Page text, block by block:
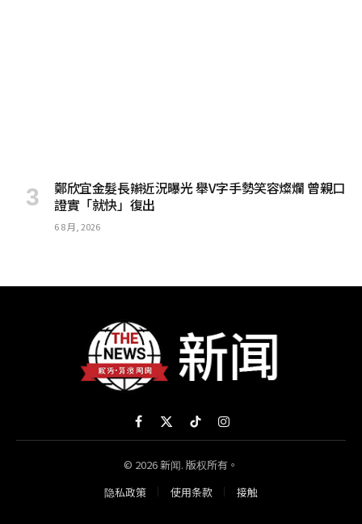
鄭欣宜金髮長辮近況曝光 舉V字手勢笑容燦爛 曾親口
證實「就快」復出
6 8 月, 2026
Facebook
X
(Twitter)
TikTokInstagram
© 2026 新闻. 版权所有。
隐私政策
使用条款 接触